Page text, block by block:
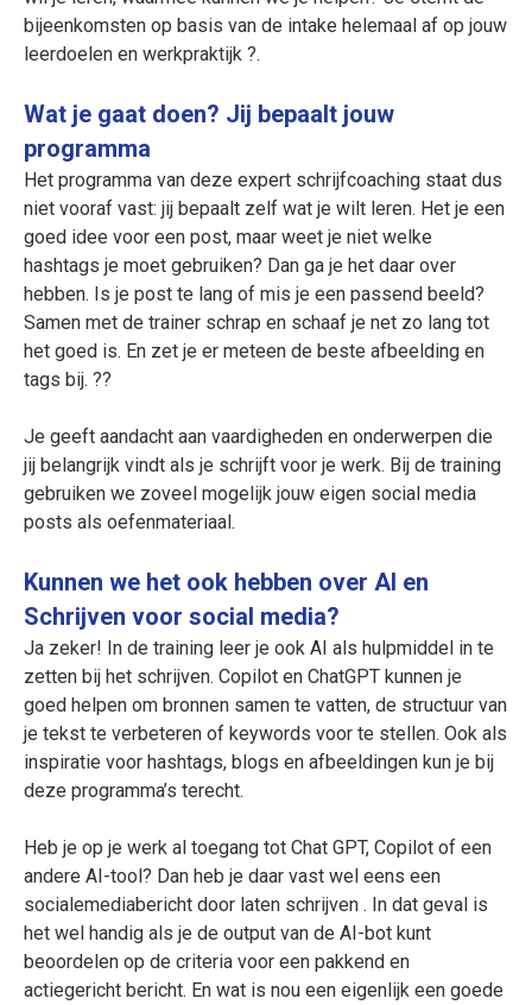
bijeenkomsten op basis van de intake helemaal af op jouw
leerdoelen en werkpraktijk ?.
Wat je gaat doen? Jij bepaalt jouw
programma
Het programma van deze expert schrijfcoaching staat dus
niet vooraf vast: jij bepaalt zelf wat je wilt leren. Het je een
goed idee voor een post, maar weet je niet welke
hashtags je moet gebruiken? Dan ga je het daar over
hebben. Is je post te lang of mis je een passend beeld?
Samen met de trainer schrap en schaaf je net zo lang tot
het goed is. En zet je er meteen de beste afbeelding en
tags bij. ??
Je geeft aandacht aan vaardigheden en onderwerpen die
jij belangrijk vindt als je schrijft voor je werk. Bij de training
gebruiken we zoveel mogelijk jouw eigen social media
posts als oefenmateriaal.
Kunnen we het ook hebben over AI en
Schrijven voor social media?
Ja zeker! In de training leer je ook AI als hulpmiddel in te
zetten bij het schrijven. Copilot en ChatGPT kunnen je
goed helpen om bronnen samen te vatten, de structuur van
je tekst te verbeteren of keywords voor te stellen. Ook als
inspiratie voor hashtags, blogs en afbeeldingen kun je bij
deze programma’s terecht.
Heb je op je werk al toegang tot Chat GPT, Copilot of een
andere AI-tool? Dan heb je daar vast wel eens een
socialemediabericht door laten schrijven . In dat geval is
het wel handig als je de output van de AI-bot kunt
beoordelen op de criteria voor een pakkend en
actiegericht bericht. En wat is nou een eigenlijk een goede